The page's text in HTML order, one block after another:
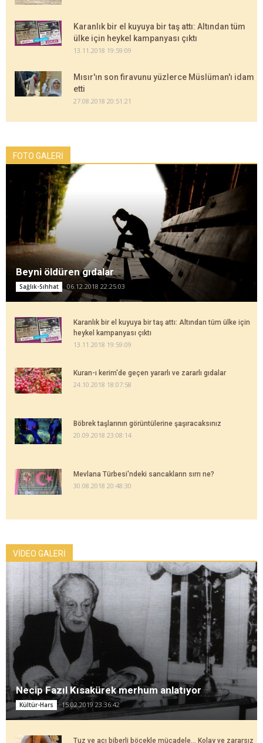
Karanlık bir el kuyuya bir taş attı: Altından tüm
ülke için heykel kampanyası çıktı
13.11.2018 19:59:09
Mısır'ın son firavunu yüzlerce Müslüman'ı idam
etti
27.08.2018 20:51:21
FOTO GALERİ
Beyni öldüren gıdalar
Sağlık-Sıhhat 06.12.2018 22:25:03
Karanlık bir el kuyuya bir taş attı: Altından tüm ülke için
heykel kampanyası çıktı
13.11.2018 19:59:09
Kuran-ı kerim'de geçen yararlı ve zararlı gıdalar
24.10.2018 18:07:58
Böbrek taşlarının görüntülerine şaşıracaksınız
20.09.2018 23:08:14
Mevlana Türbesi'ndeki sancakların sırrı ne?
30.08.2018 20:48:30
VİDEO GALERİ
Necip Fazıl Kısakürek merhum anlatıyor
Kültür-Hars 15.02.2019 23:36:42
Tuz ve acı biberli böcekle mücadele... Kolay ve zararsız